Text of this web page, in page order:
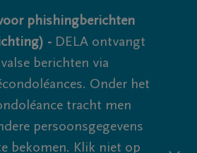
phishingberichten
- DELA ontvangt
berichten via
Onder het
tracht men
persoonsgegevens
bekomen. Klik niet op